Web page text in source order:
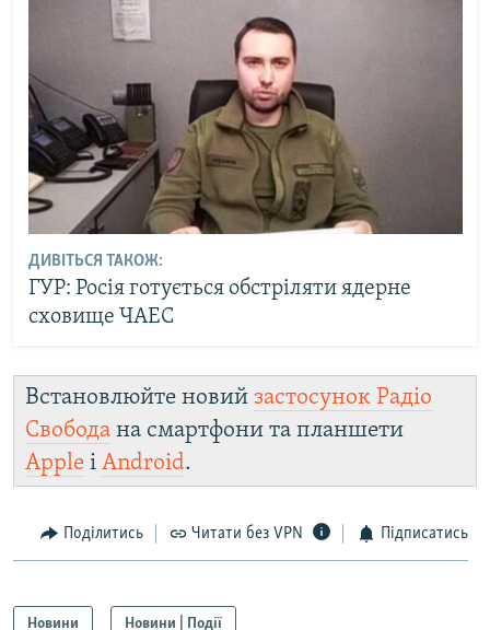
ДИВІТЬСЯ ТАКОЖ:
ГУР: Росія готується обстріляти ядерне
сховище ЧАЕС
Встановлюйте новий застосунок Радіо
Свобода на смартфони та планшети
Apple і Android.
Поділитись Читати без VPN Підписатись
Новини Новини | Події